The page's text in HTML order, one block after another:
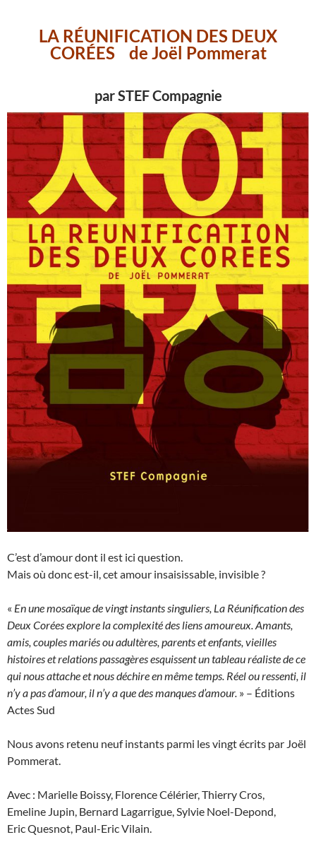
LA RÉUNIFICATION DES DEUX
CORÉES de Joël Pommerat
par STEF Compagnie
C’est d’amour dont il est ici question.
Mais où donc est-il, cet amour insaisissable, invisible ?
« En une mosaïque de vingt instants singuliers, La Réunification des
Deux Corées explore la complexité des liens amoureux. Amants,
amis, couples mariés ou adultères, parents et enfants, vieilles
histoires et relations passagères esquissent un tableau réaliste de ce
qui nous attache et nous déchire en même temps. Réel ou ressenti, il
n’y a pas d’amour, il n’y a que des manques d’amour. » – Éditions
Actes Sud
Nous avons retenu neuf instants parmi les vingt écrits par Joël
Pommerat.
Avec : Marielle Boissy, Florence Célérier, Thierry Cros,
Emeline Jupin, Bernard Lagarrigue, Sylvie Noel-Depond,
Eric Quesnot, Paul-Eric Vilain.